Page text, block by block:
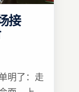
接
明了：走